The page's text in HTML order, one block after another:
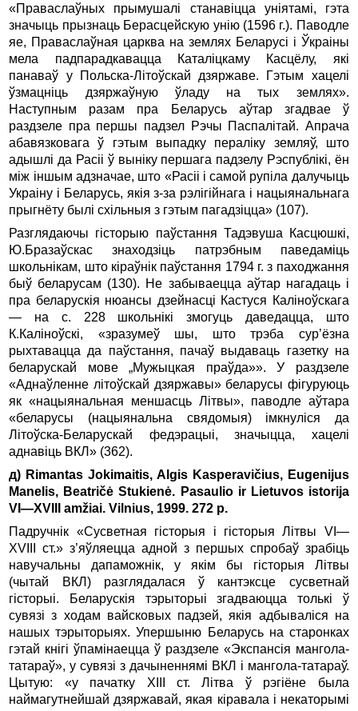
«Праваслаўных прымушалі станавіцца уніятамі, гэта
значыць прызнаць Берасцейскую унію (1596 г.). Паводле
яе, Праваслаўная царква на землях Беларусі і Ўкраіны
мела падпарадкавацца Каталіцкаму Касцёлу, які
панаваў у Польска-Літоўскай дзяржаве. Гэтым хацелі
ўзмацніць дзяржаўную ўладу на тых землях».
Наступным разам пра Беларусь аўтар згадвае ў
раздзеле пра першы падзел Рэчы Паспалітай. Апрача
абавязковага ў гэтым выпадку пераліку земляў, што
адышлі да Расіі ў выніку першага падзелу Рэспублікі, ён
між іншым адзначае, што «Расіі і самой рупіла далучыць
Украіну і Беларусь, якія з-за рэлігійнага і нацыянальнага
прыгнёту былі схільныя з гэтым пагадзіцца» (107).
Разглядаючы гісторыю паўстання Тадэвуша Касцюшкі,
Ю.Бразаўскас знаходзіць патрэбным паведаміць
школьнікам, што кіраўнік паўстання 1794 г. з паходжання
быў беларусам (130). Не забываецца аўтар нагадаць і
пра беларускія нюансы дзейнасці Кастуся Каліноўскага
— на с. 228 школьнікі змогуць даведацца, што
К.Каліноўскі, «зразумеў шы, што трэба сур’ёзна
рыхтавацца да паўстання, пачаў выдаваць газетку на
беларускай мове „Мужыцкая праўда»». У раздзеле
«Аднаўленне літоўскай дзяржавы» беларусы фігуруюць
як «нацыянальная меншасць Літвы», паводле аўтара
«беларусы (нацыянальна свядомыя) імкнуліся да
Літоўска-Беларускай федэрацыі, значыцца, хацелі
аднавіць ВКЛ» (362).
д) Rimantas Jokimaitis, Algis Kasperavičius, Eugenijus
Manelis, Beatričė Stukienė. Pasaulio ir Lietuvos istorija
VI—XVIII amžiai. Vilnius, 1999. 272 p.
Падручнік «Сусветная гісторыя і гісторыя Літвы VI—
XVIII ст.» з’яўляецца адной з першых спробаў зрабіць
навучальны дапаможнік, у якім бы гісторыя Літвы
(чытай ВКЛ) разглядалася ў кантэксце сусветнай
гісторыі. Беларускія тэрыторыі згадваюцца толькі ў
сувязі з ходам вайсковых падзей, якія адбываліся на
нашых тэрыторыях. Упершыню Беларусь на старонках
гэтай кнігі ўпамінаецца ў раздзеле «Экспансія мангола-
татараў», у сувязі з дачыненнямі ВКЛ і мангола-татараў.
Цытую: «у пачатку XIII ст. Літва ў рэгіёне была
наймагутнейшай дзяржавай, якая кіравала і некаторымі